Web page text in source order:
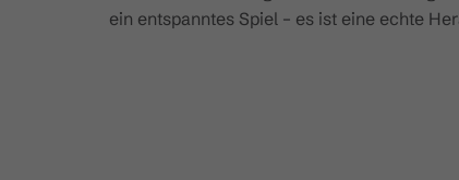
ein entspanntes Spiel – es ist eine echte